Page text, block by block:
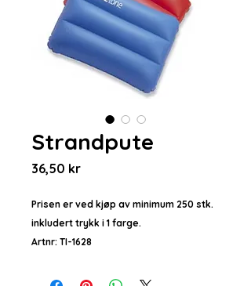
Strandpute
36,50 krPris
Prisen er ved kjøp av minimum 250 stk.
inkludert trykk i 1 farge.
Artnr: TI-1628
Kvalitet: Plast